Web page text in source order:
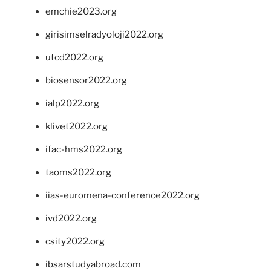
emchie2023.org
girisimselradyoloji2022.org
utcd2022.org
biosensor2022.org
ialp2022.org
klivet2022.org
ifac-hms2022.org
taoms2022.org
iias-euromena-conference2022.org
ivd2022.org
csity2022.org
ibsarstudyabroad.com